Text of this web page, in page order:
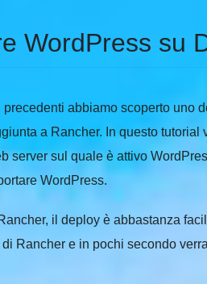
WordPress su
precedenti abbiamo scoperto uno
a Rancher. In questo
server sul quale è attivo
WordPress.
il deploy è abbastanza
Rancher e in pochi secondo